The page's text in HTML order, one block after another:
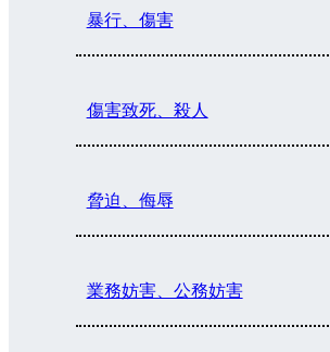
暴行、傷害
傷害致死、殺人
脅迫、侮辱
業務妨害、公務妨害